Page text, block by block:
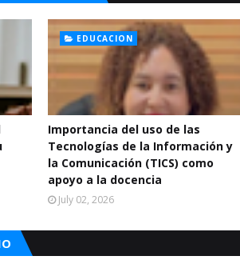
EDUCACION
Importancia del uso de las
Tecnologías de la Información y
la Comunicación (TICS) como
apoyo a la docencia
July 02, 2026